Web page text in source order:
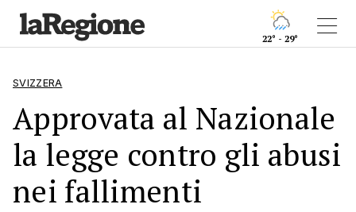
22° - 29°
SVIZZERA
Approvata al Nazionale
la legge contro gli abusi
nei fallimenti